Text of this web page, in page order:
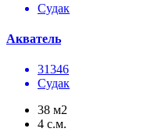
Судак
Акватель
31346
Судак
38 м2
4 с.м.